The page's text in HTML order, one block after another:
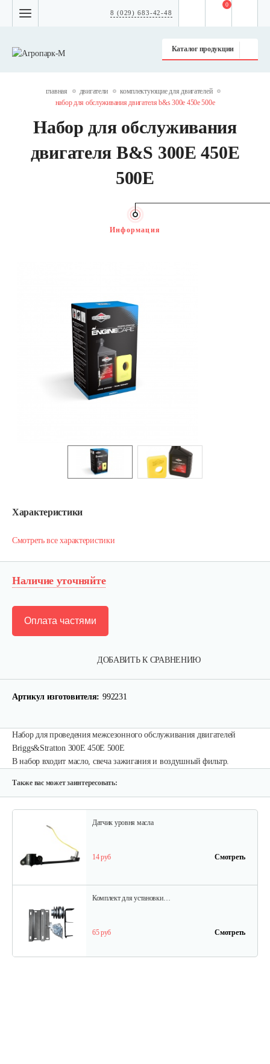
8 (029) 683-42-48
Каталог продукции
0
главная двигатели
комплектующие для двигателей
набор для обслуживания двигателя b&s 300e 450e 500e
Набор для обслуживания
двигателя B&S 300E 450E
500E
Характеристики
Смотреть все характеристики
Информация
Наличие уточняйте
ДОБАВИТЬ К СРАВНЕНИЮ
Оплата частями
Артикул изготовителя: 992231
Набор для проведения межсезонного обслуживания двигателей
Briggs&Stratton 300E 450E 500E
В набор входит масло, свеча зажигания и воздушный фильтр.
Также вас может заинтересовать:
Датчик уровня масла
14 руб Смотреть
Комплект для установки…
65 руб Смотреть